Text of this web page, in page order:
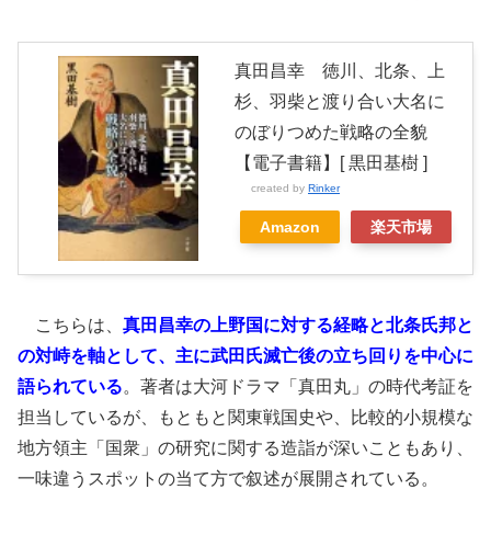
真田昌幸 徳川、北条、上
杉、羽柴と渡り合い大名に
のぼりつめた戦略の全貌
【電子書籍】[ 黒田基樹 ]
created by Rinker
Amazon 楽天市場
こちらは、 真田昌幸の上野国に対する経略と北条氏邦と
の対峙を軸として、主に武田氏滅亡後の立ち回りを中心に
語られている。著者は大河ドラマ「真田丸」の時代考証を
担当しているが、もともと関東戦国史や、比較的小規模な
地方領主「国衆」の研究に関する造詣が深いこともあり、
一味違うスポットの当て方で叙述が展開されている。